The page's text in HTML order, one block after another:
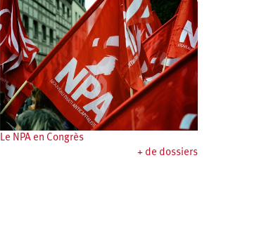
Le NPA en Congrès
+ de dossiers